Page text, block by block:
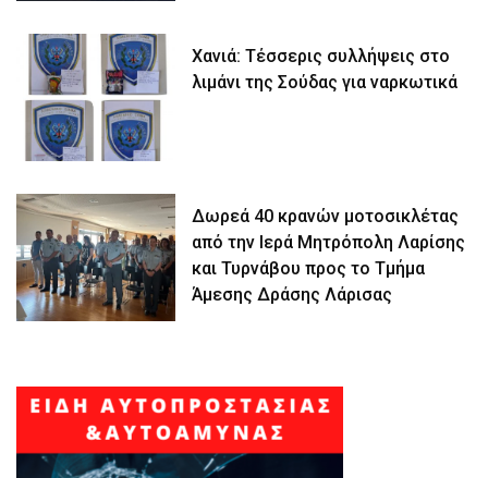
Χανιά: Τέσσερις συλλήψεις στο
λιμάνι της Σούδας για ναρκωτικά
Δωρεά 40 κρανών μοτοσικλέτας
από την Ιερά Μητρόπολη Λαρίσης
και Τυρνάβου προς το Τμήμα
Άμεσης Δράσης Λάρισας